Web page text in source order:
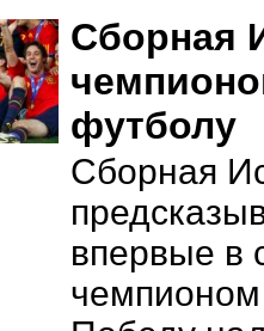
Сборная
футболу
Сборная
впервые в